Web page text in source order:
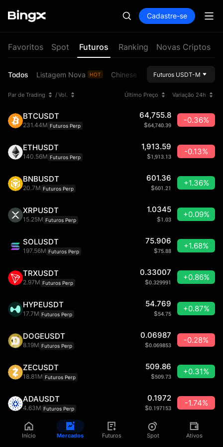
Cadastre-se
Favoritos Spot Futuros Ranking Novas Criptos
Todos Listagem Nova HOT Chinese RWA MEME
Futuros USDT-M
Par de Trading /Vol. Último Preço Variação 24h
BTCUSDT
231.44M Futuros Perp
64,755.8
$64,740.39
-0.36%
ETHUSDT
140.56M Futuros Perp
1,913.59
$1,913.13
-0.13%
BNBUSDT
20.7M Futuros Perp
601.36
$601.21
+1.36%
XRPUSDT
15.25M Futuros Perp
1.0345
$1.03
+0.09%
SOLUSDT
197.56M Futuros Perp
75.906
$75.88
+1.68%
TRXUSDT
2.97M Futuros Perp
0.33007
$0.329991
+0.86%
HYPEUSDT
17.7M Futuros Perp
54.769
$54.75
+0.87%
DOGEUSDT
8.19M Futuros Perp
0.06987
$0.069853
-0.28%
ZECUSDT
18.81M Futuros Perp
509.86
$509.73
+0.31%
ADAUSDT
4.63M Futuros Perp
0.1972
$0.197153
-1.74%
LINKUSDT
6.6M Futuros Perp
8.269
$
+0.00%
Início Mercados Futuros Spot Ativos